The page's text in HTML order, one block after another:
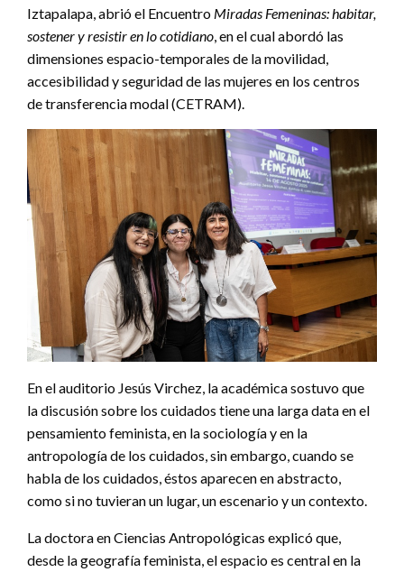
Iztapalapa, abrió el Encuentro Miradas Femeninas: habitar,
sostener y resistir en lo cotidiano , en el cual abordó las
dimensiones espacio-temporales de la movilidad,
accesibilidad y seguridad de las mujeres en los centros
de transferencia modal (CETRAM).
En el auditorio Jesús Virchez, la académica sostuvo que
la discusión sobre los cuidados tiene una larga data en el
pensamiento feminista, en la sociología y en la
antropología de los cuidados, sin embargo, cuando se
habla de los cuidados, éstos aparecen en abstracto,
como si no tuvieran un lugar, un escenario y un contexto.
La doctora en Ciencias Antropológicas explicó que,
desde la geografía feminista, el espacio es central en la